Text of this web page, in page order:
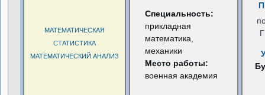
МАТЕМАТИЧЕСКАЯ
СТАТИСТИКА
МАТЕМАТИЧЕСКИЙ АНАЛИЗ
Специальность:
прикладная
математика,
механики
Место работы:
военная академия